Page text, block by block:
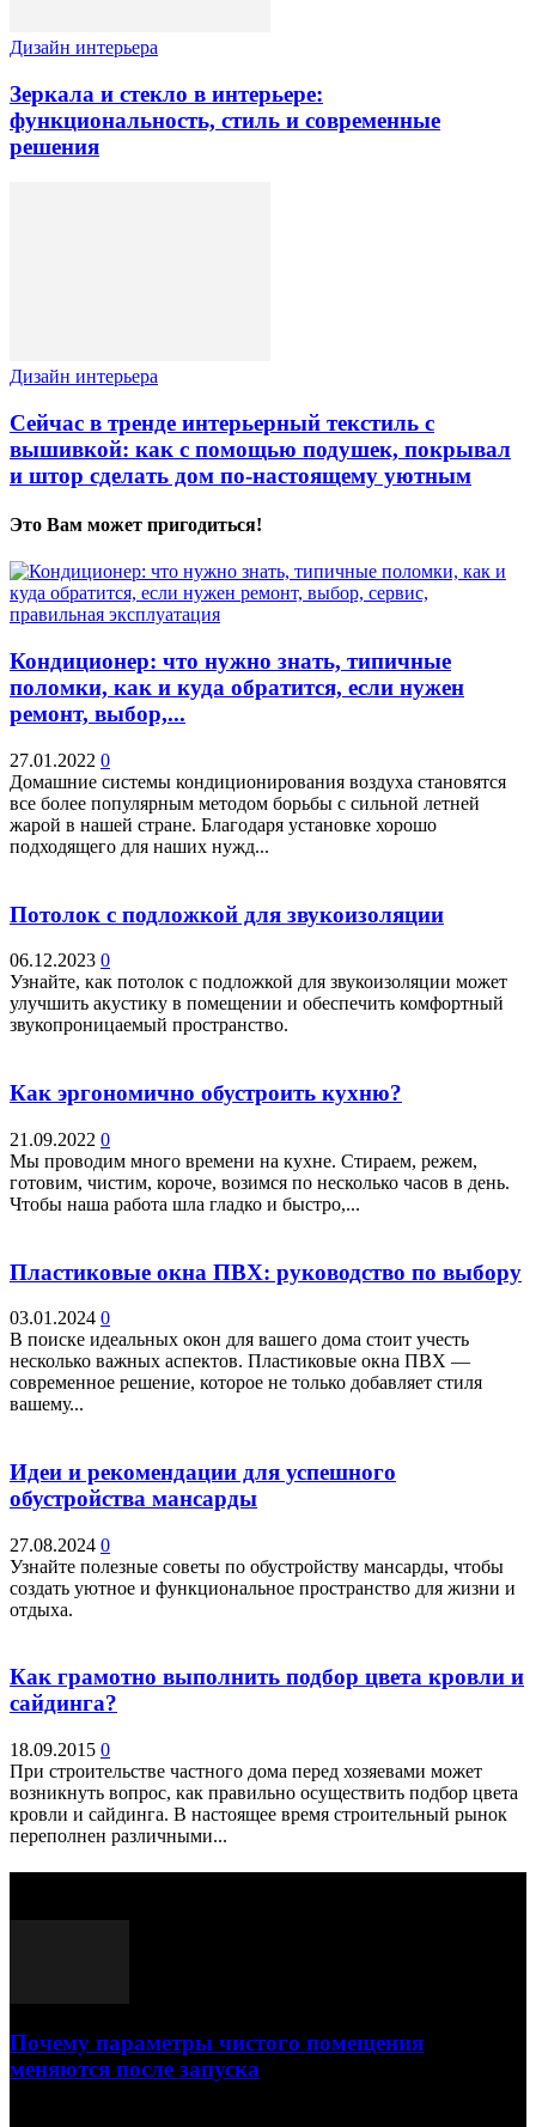
Дизайн интерьера
Зеркала и стекло в интерьере:
функциональность, стиль и современные
решения
Дизайн интерьера
Сейчас в тренде интерьерный текстиль с
вышивкой: как с помощью подушек, покрывал
и штор сделать дом по-настоящему уютным
Это Вам может пригодиться!
Кондиционер: что нужно знать, типичные
поломки, как и куда обратится, если нужен
ремонт, выбор,...
27.01.2022 0
Домашние системы кондиционирования воздуха становятся
все более популярным методом борьбы с сильной летней
жарой в нашей стране. Благодаря установке хорошо
подходящего для наших нужд...
Потолок с подложкой для звукоизоляции
06.12.2023 0
Узнайте, как потолок с подложкой для звукоизоляции может
улучшить акустику в помещении и обеспечить комфортный
звукопроницаемый пространство.
Как эргономично обустроить кухню?
21.09.2022 0
Мы проводим много времени на кухне. Стираем, режем,
готовим, чистим, короче, возимся по несколько часов в день.
Чтобы наша работа шла гладко и быстро,...
Пластиковые окна ПВХ: руководство по выбору
03.01.2024 0
В поиске идеальных окон для вашего дома стоит учесть
несколько важных аспектов. Пластиковые окна ПВХ —
современное решение, которое не только добавляет стиля
вашему...
Идеи и рекомендации для успешного
обустройства мансарды
27.08.2024 0
Узнайте полезные советы по обустройству мансарды, чтобы
создать уютное и функциональное пространство для жизни и
отдыха.
Как грамотно выполнить подбор цвета кровли и
сайдинга?
18.09.2015 0
При строительстве частного дома перед хозяевами может
возникнуть вопрос, как правильно осуществить подбор цвета
кровли и сайдинга. В настоящее время строительный рынок
переполнен различными...
Почему параметры чистого помещения
меняются после запуска